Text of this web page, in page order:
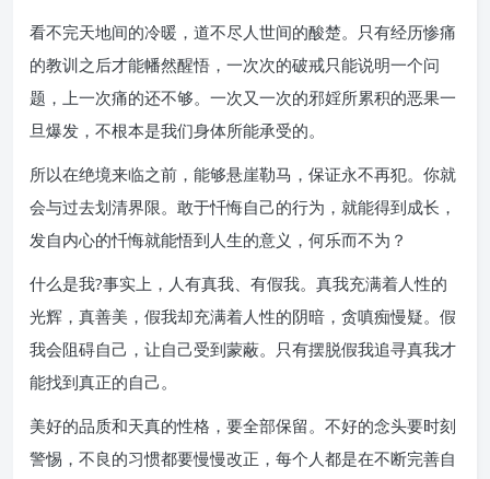
看不完天地间的冷暖，道不尽人世间的酸楚。只有经历惨痛
的教训之后才能幡然醒悟，一次次的破戒只能说明一个问
题，上一次痛的还不够。一次又一次的邪婬所累积的恶果一
旦爆发，不根本是我们身体所能承受的。
所以在绝境来临之前，能够悬崖勒马，保证永不再犯。你就
会与过去划清界限。敢于忏悔自己的行为，就能得到成长，
发自内心的忏悔就能悟到人生的意义，何乐而不为？
什么是我?事实上，人有真我、有假我。真我充满着人性的
光辉，真善美，假我却充满着人性的阴暗，贪嗔痴慢疑。假
我会阻碍自己，让自己受到蒙蔽。只有摆脱假我追寻真我才
能找到真正的自己。
美好的品质和天真的性格，要全部保留。不好的念头要时刻
警惕，不良的习惯都要慢慢改正，每个人都是在不断完善自